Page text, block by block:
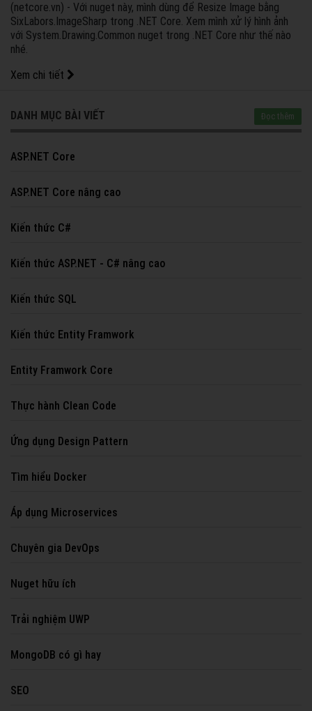
(netcore.vn) - Với nuget này, mình dùng để Resize Image bằng
SixLabors.ImageSharp trong .NET Core. Xem mình xử lý hình ảnh
với System.Drawing.Common nuget trong .NET Core như thế nào
nhé.
Xem chi tiết
DANH MỤC BÀI VIẾT Đọc thêm
ASP.NET Core
ASP.NET Core nâng cao
Kiến thức C#
Kiến thức ASP.NET - C# nâng cao
Kiến thức SQL
Kiến thức Entity Framwork
Entity Framwork Core
Thực hành Clean Code
Ứng dụng Design Pattern
Tìm hiểu Docker
Áp dụng Microservices
Chuyên gia DevOps
Nuget hữu ích
Trải nghiệm UWP
MongoDB có gì hay
SEO